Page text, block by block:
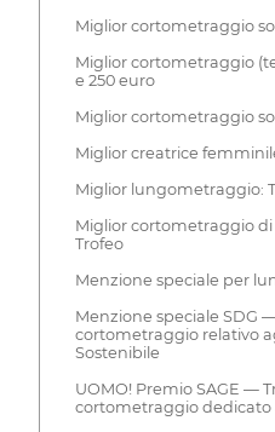
Miglior cortometraggio
Miglior cortometraggio
e 250 euro
Miglior cortometraggio
Miglior creatrice
Miglior lungometraggio:
Miglior cortometraggio
Trofeo
Menzione speciale per
Menzione speciale SDG
cortometraggio relativo
Sostenibile
UOMO! Premio SAGE —
cortometraggio dedicato